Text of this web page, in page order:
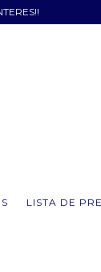
LISTA DE